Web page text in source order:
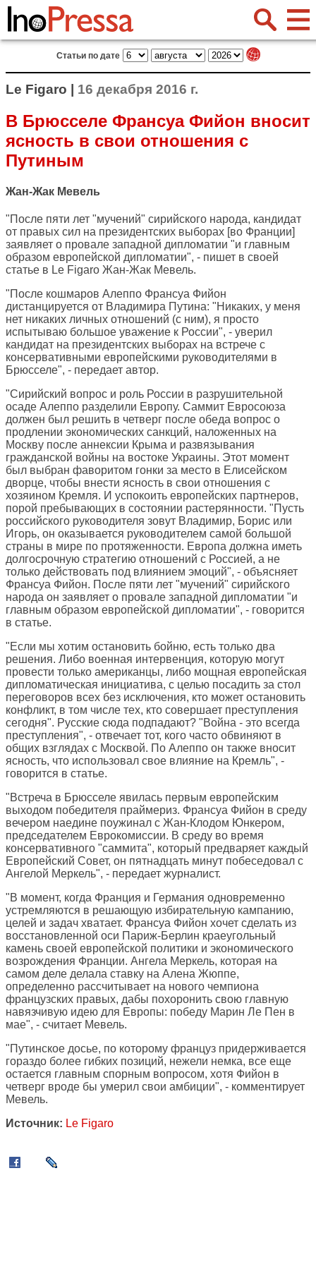
Статьи по дате
Le Figaro | 16 декабря 2016 г.
В Брюсселе Франсуа Фийон вносит
ясность в свои отношения с
Путиным
Жан-Жак Мевель
"После пяти лет "мучений" сирийского народа, кандидат
от правых сил на президентских выборах [во Франции]
заявляет о провале западной дипломатии "и главным
образом европейской дипломатии", - пишет в своей
статье в Le Figaro Жан-Жак Мевель.
"После кошмаров Алеппо Франсуа Фийон
дистанцируется от Владимира Путина: "Никаких, у меня
нет никаких личных отношений (с ним), я просто
испытываю большое уважение к России", - уверил
кандидат на президентских выборах на встрече с
консервативными европейскими руководителями в
Брюсселе", - передает автор.
"Сирийский вопрос и роль России в разрушительной
осаде Алеппо разделили Европу. Саммит Евросоюза
должен был решить в четверг после обеда вопрос о
продлении экономических санкций, наложенных на
Москву после аннексии Крыма и развязывания
гражданской войны на востоке Украины. Этот момент
был выбран фаворитом гонки за место в Елисейском
дворце, чтобы внести ясность в свои отношения с
хозяином Кремля. И успокоить европейских партнеров,
порой пребывающих в состоянии растерянности. "Пусть
российского руководителя зовут Владимир, Борис или
Игорь, он оказывается руководителем самой большой
страны в мире по протяженности. Европа должна иметь
долгосрочную стратегию отношений с Россией, а не
только действовать под влиянием эмоций", - объясняет
Франсуа Фийон. После пяти лет "мучений" сирийского
народа он заявляет о провале западной дипломатии "и
главным образом европейской дипломатии", - говорится
в статье.
"Если мы хотим остановить бойню, есть только два
решения. Либо военная интервенция, которую могут
провести только американцы, либо мощная европейская
дипломатическая инициатива, с целью посадить за стол
переговоров всех без исключения, кто может остановить
конфликт, в том числе тех, кто совершает преступления
сегодня". Русские сюда подпадают? "Война - это всегда
преступления", - отвечает тот, кого часто обвиняют в
общих взглядах с Москвой. По Алеппо он также вносит
ясность, что использовал свое влияние на Кремль", -
говорится в статье.
"Встреча в Брюсселе явилась первым европейским
выходом победителя праймериз. Франсуа Фийон в среду
вечером наедине поужинал с Жан-Клодом Юнкером,
председателем Еврокомиссии. В среду во время
консервативного "саммита", который предваряет каждый
Европейский Совет, он пятнадцать минут побеседовал с
Ангелой Меркель", - передает журналист.
"В момент, когда Франция и Германия одновременно
устремляются в решающую избирательную кампанию,
целей и задач хватает. Франсуа Фийон хочет сделать из
восстановленной оси Париж-Берлин краеугольный
камень своей европейской политики и экономического
возрождения Франции. Ангела Меркель, которая на
самом деле делала ставку на Алена Жюппе,
определенно рассчитывает на нового чемпиона
французских правых, дабы похоронить свою главную
навязчивую идею для Европы: победу Марин Ле Пен в
мае", - считает Мевель.
"Путинское досье, по которому француз придерживается
гораздо более гибких позиций, нежели немка, все еще
остается главным спорным вопросом, хотя Фийон в
четверг вроде бы умерил свои амбиции", - комментирует
Мевель.
Источник: Le Figaro